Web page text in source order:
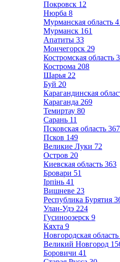
Покровск 12
Нюрба 8
Мурманская область
Мурманск 161
Апатиты 33
Мончегорск 29
Костромская область
Кострома 208
Шарья 22
Буй 20
Карагандинская
Караганда 269
Темиртау 80
Сарань 11
Псковская область 367
Псков 149
Великие Луки 72
Остров 20
Киевская область 363
Бровари 51
Ірпінь 41
Вишневе 23
Республика Бурятия
Улан-Удэ 224
Гусиноозерск 9
Кяхта 9
Новгородская область
Великий Новгород
Боровичи 41